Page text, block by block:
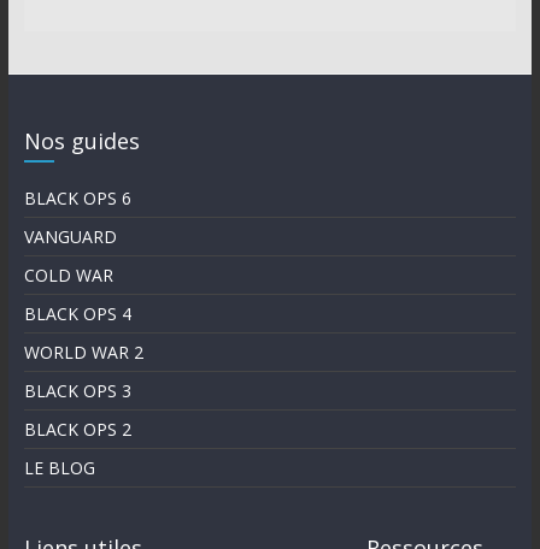
Nos guides
BLACK OPS 6
VANGUARD
COLD WAR
BLACK OPS 4
WORLD WAR 2
BLACK OPS 3
BLACK OPS 2
LE BLOG